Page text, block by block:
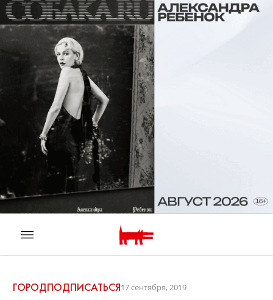
ГОРОДПОДПИСАТЬСЯ17 сентября, 2019